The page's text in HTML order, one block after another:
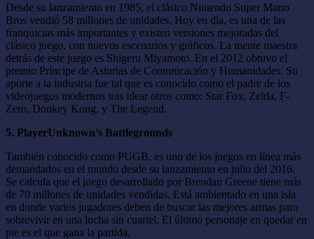
Desde su lanzamiento en 1985, el clásico Nintendo Super Mario
Bros vendió 58 millones de unidades. Hoy en día, es una de las
franquicias más importantes y existen versiones mejoradas del
clásico juego, con nuevos escenarios y gráficos. La mente maestra
detrás de este juego es Shigeru Miyamoto. En el 2012 obtuvo el
premio Príncipe de Asturias de Comunicación y Humanidades. Su
aporte a la industria fue tal que es conocido como el padre de los
videojuegos modernos tras idear otros como: Star Fox, Zelda, F-
Zero, Donkey Kong, y The Legend.
5. PlayerUnknown’s Battlegrounds
También conocido como PUGB, es uno de los juegos en línea más
demandados en el mundo desde su lanzamiento en julio del 2016.
Se calcula que el juego desarrollado por Brendan Greene tiene más
de 70 millones de unidades vendidas. Está ambientado en una isla
en donde varios jugadores deben de buscar las mejores armas para
sobrevivir en una lucha sin cuartel. El último personaje en quedar en
pie es el que gana la partida.